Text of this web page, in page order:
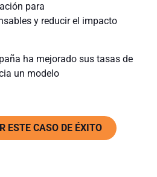
para
y reducir el impacto
ha mejorado sus tasas de
un modelo
ESTE CASO DE ÉXITO